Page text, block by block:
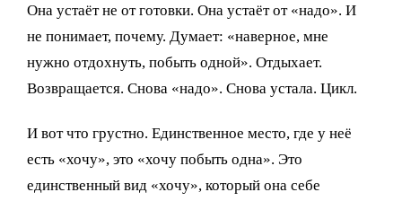
Она устаёт не от готовки. Она устаёт от «надо». И
не понимает, почему. Думает: «наверное, мне
нужно отдохнуть, побыть одной». Отдыхает.
Возвращается. Снова «надо». Снова устала. Цикл.
И вот что грустно. Единственное место, где у неё
есть «хочу», это «хочу побыть одна». Это
единственный вид «хочу», который она себе